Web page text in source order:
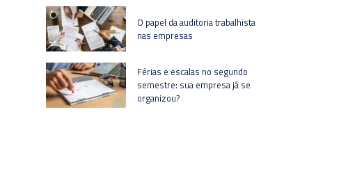
O papel da auditoria trabalhista
nas empresas
Férias e escalas no segundo
semestre: sua empresa já se
organizou?